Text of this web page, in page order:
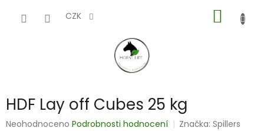
CZK
KOŠÍK
HDF Lay off Cubes 25 kg
Průměrné
Neohodnoceno Podrobnosti hodnocení Značka:Spillers